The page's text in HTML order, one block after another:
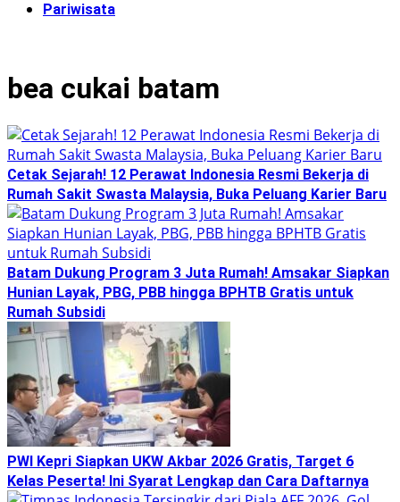
Pariwisata
bea cukai batam
Cetak Sejarah! 12 Perawat Indonesia Resmi Bekerja di
Rumah Sakit Swasta Malaysia, Buka Peluang Karier Baru
Batam Dukung Program 3 Juta Rumah! Amsakar Siapkan
Hunian Layak, PBG, PBB hingga BPHTB Gratis untuk
Rumah Subsidi
PWI Kepri Siapkan UKW Akbar 2026 Gratis, Target 6
Kelas Peserta! Ini Syarat Lengkap dan Cara Daftarnya